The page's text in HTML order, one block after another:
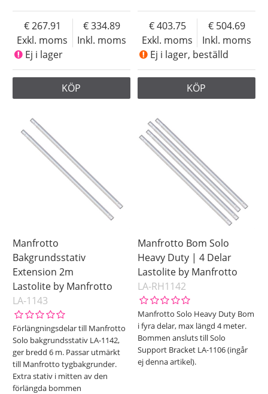
Exkl. moms
267.91
Inkl. moms
334.89
Ej i lager
KÖP
Exkl. moms
403.75
Inkl. moms
504.69
Ej i lager, beställd
KÖP
Manfrotto
Bakgrundsstativ
Extension 2m
Lastolite by Manfrotto
LA-1143
Förlängningsdelar till Manfrotto
Solo bakgrundsstativ LA-1142,
ger bredd 6 m. Passar utmärkt
till Manfrotto tygbakgrunder.
Extra stativ i mitten av den
förlängda bommen
Manfrotto Bom Solo
Heavy Duty | 4 Delar
Lastolite by Manfrotto
LA-RH1142
Manfrotto Solo Heavy Duty Bom
i fyra delar, max längd 4 meter.
Bommen ansluts till Solo
Support Bracket LA-1106 (ingår
ej denna artikel).